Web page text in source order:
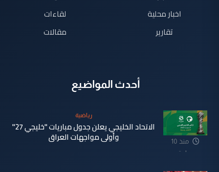
اخبار محلية
تقارير
لقاءات
مقالات
أحدث المواضيع
منذ 10
ساعة
رياضية
الاتحاد الخليجي يعلن جدول مباريات "خليجي 27"
وأولى مواجهات العراق